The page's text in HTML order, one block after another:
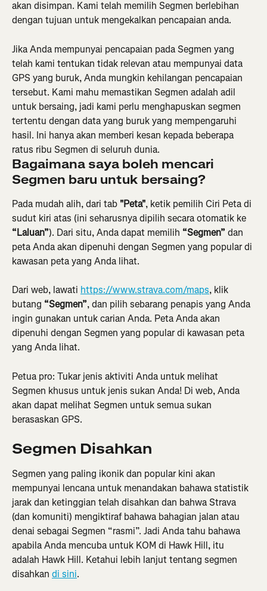
akan disimpan. Kami telah memilih Segmen berlebihan
dengan tujuan untuk mengekalkan pencapaian anda.
Jika Anda mempunyai pencapaian pada Segmen yang
telah kami tentukan tidak relevan atau mempunyai data
GPS yang buruk, Anda mungkin kehilangan pencapaian
tersebut. Kami mahu memastikan Segmen adalah adil
untuk bersaing, jadi kami perlu menghapuskan segmen
tertentu dengan data yang buruk yang mempengaruhi
hasil. Ini hanya akan memberi kesan kepada beberapa
ratus ribu Segmen di seluruh dunia.
Bagaimana saya boleh mencari
Segmen baru untuk bersaing?
Pada mudah alih, dari tab "Peta", ketik pemilih Ciri Peta di
sudut kiri atas (ini seharusnya dipilih secara otomatik ke
“Laluan”). Dari situ, Anda dapat memilih “Segmen” dan
peta Anda akan dipenuhi dengan Segmen yang popular di
kawasan peta yang Anda lihat.
Dari web, lawati https://www.strava.com/maps, klik
butang “Segmen”, dan pilih sebarang penapis yang Anda
ingin gunakan untuk carian Anda. Peta Anda akan
dipenuhi dengan Segmen yang popular di kawasan peta
yang Anda lihat.
Petua pro: Tukar jenis aktiviti Anda untuk melihat
Segmen khusus untuk jenis sukan Anda! Di web, Anda
akan dapat melihat Segmen untuk semua sukan
berasaskan GPS.
Segmen Disahkan
Segmen yang paling ikonik dan popular kini akan
mempunyai lencana untuk menandakan bahawa statistik
jarak dan ketinggian telah disahkan dan bahwa Strava
(dan komuniti) mengiktiraf bahawa bahagian jalan atau
denai sebagai Segmen “rasmi”. Jadi Anda tahu bahawa
apabila Anda mencuba untuk KOM di Hawk Hill, itu
adalah Hawk Hill. Ketahui lebih lanjut tentang segmen
disahkan di sini.